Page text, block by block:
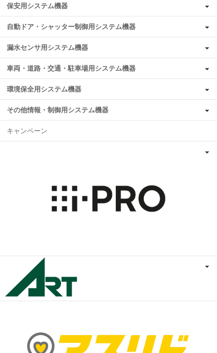
保安用システム機器
自動ドア・シャッター制御用システム機器
漏水センサ用システム機器
車両・道路・交通・駐車場用システム機器
環境保全用システム機器
その他情報・制御用システム機器
キャンペーン